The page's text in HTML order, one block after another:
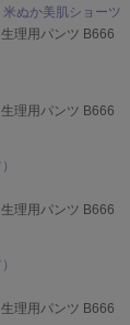
米ぬか美肌ショーツ
理用パンツ B666
理用パンツ B666
理用パンツ B666
理用パンツ B666